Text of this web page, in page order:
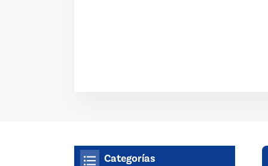
Categorías